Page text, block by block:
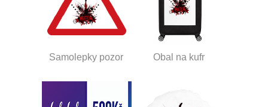
Samolepky pozor Obal na kufr